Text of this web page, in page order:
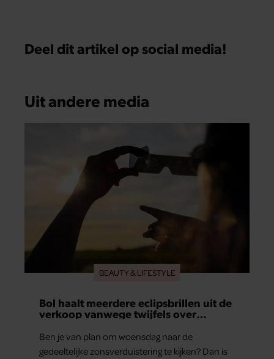
Deel dit artikel op social media!
Uit andere media
BEAUTY & LIFESTYLE
Bol haalt meerdere eclipsbrillen uit de
verkoop vanwege twijfels over
Ben je van plan om woensdag naar de
gedeeltelijke zonsverduistering te kijken? Dan is